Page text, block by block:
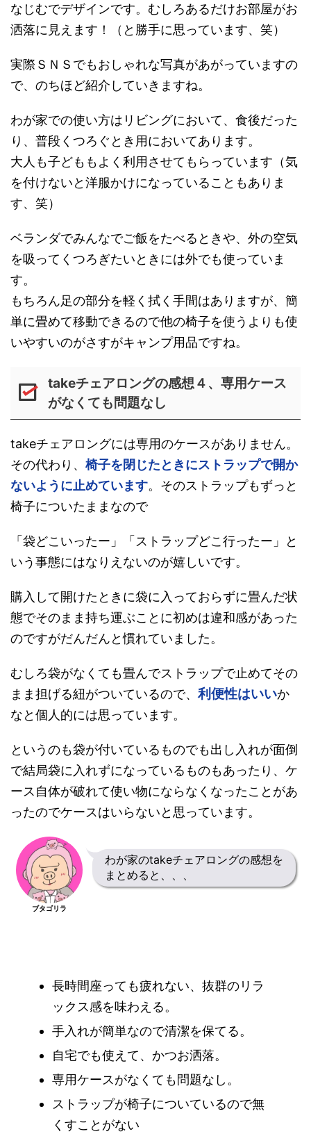
なじむでデザインです。むしろあるだけお部屋がお
洒落に見えます！（と勝手に思っています、笑）
実際ＳＮＳでもおしゃれな写真があがっていますの
で、のちほど紹介していきますね。
わが家での使い方はリビングにおいて、食後だった
り、普段くつろぐとき用においてあります。
大人も子どももよく利用させてもらっています（気
を付けないと洋服かけになっていることもありま
す、笑）
ベランダでみんなでご飯をたべるときや、外の空気
を吸ってくつろぎたいときには外でも使っていま
す。
もちろん足の部分を軽く拭く手間はありますが、簡
単に畳めて移動できるので他の椅子を使うよりも使
いやすいのがさすがキャンプ用品ですね。
takeチェアロングの感想４、専用ケース
がなくても問題なし
takeチェアロングには専用のケースがありません。
その代わり、 椅子を閉じたときにストラップで開か
ないように止めています。そのストラップもずっと
椅子についたままなので
「袋どこいったー」「ストラップどこ行ったー」と
いう事態にはなりえないのが嬉しいです。
購入して開けたときに袋に入っておらずに畳んだ状
態でそのまま持ち運ぶことに初めは違和感があった
のですがだんだんと慣れていました。
むしろ袋がなくても畳んでストラップで止めてその
まま担げる紐がついているので、利便性はいいか
なと個人的には思っています。
というのも袋が付いているものでも出し入れが面倒
で結局袋に入れずになっているものもあったり、ケ
ース自体が破れて使い物にならなくなったことがあ
ったのでケースはいらないと思っています。
ブタゴリラ
わが家のtakeチェアロングの感想を
まとめると、、、
長時間座っても疲れない、抜群のリラ
ックス感を味わえる。
手入れが簡単なので清潔を保てる。
自宅でも使えて、かつお洒落。
専用ケースがなくても問題なし。
ストラップが椅子についているので無
くすことがない